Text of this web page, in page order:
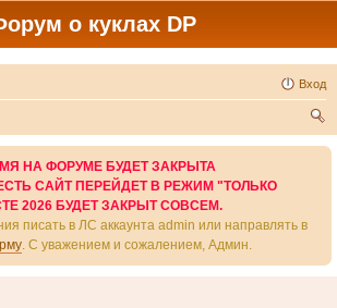
о куклах DP
Вход
НА ФОРУМЕ БУДЕТ ЗАКРЫТА
САЙТ ПЕРЕЙДЕТ В РЕЖИМ "ТОЛЬКО
2026 БУДЕТ ЗАКРЫТ СОВСЕМ.
писать в ЛС аккаунта admin или направлять в
. С уважением и сожалением, Админ.